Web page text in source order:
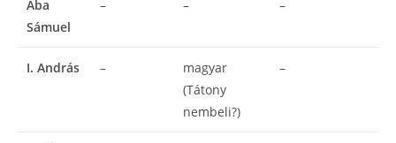
Aba
Sámuel
– – –
I. András –
magyar
(Tátony
nembeli?)
–